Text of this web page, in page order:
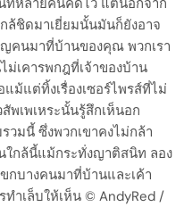
ที่หลายคนคิดไว้ แต่นอกจาก
ล้ชิดมาเยี่ยมนั้นมันก็ยังอาจ
คนมาที่บ้านของคุณ พวกเรา
ม่เคารพกฎที่เจ้าของบ้าน
ม้แต่ทิ้งเรื่องเซอร์ไพรส์ที่ไม่
พเพเหระนั้นรู้สึกเห็นอก
วมนี้ ซึ่งพวกเขาคงไม่กล้า
ใกล้นี้แม้กระทั่งญาติสนิท ลอง
กบางคนมาที่บ้านและเค้า
ำเล็บให้เห็น © AndyRed /